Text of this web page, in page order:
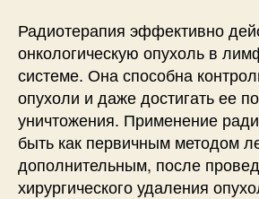
Радиотерапия эффективно
онкологическую опухоль в
системе. Она способна
опухоли и даже достигать ее
уничтожения. Применение
быть как первичным методом
дополнительным, после
хирургического удаления